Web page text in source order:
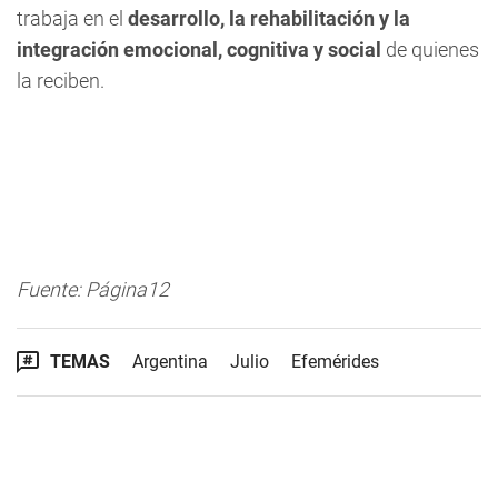
trabaja en el desarrollo, la rehabilitación y la
integración emocional, cognitiva y social de quienes
la reciben.
Fuente: Página12
TEMAS Argentina Julio Efemérides